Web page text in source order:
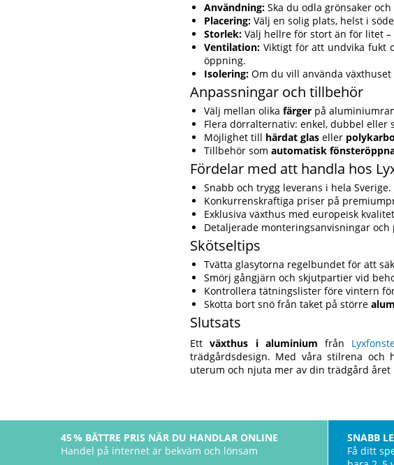
Användning: Ska du odla grönsaker
Placering: Välj en solig plats, helst i
Storlek: Välj hellre för stort än för litet
Ventilation: Viktigt för att undvika fukt
öppning.
Isolering: Om du vill använda
Anpassningar och tillbehör
Välj mellan olika färger på
Flera dörralternativ: enkel, dubbel eller
Möjlighet till härdat glas eller
Tillbehör som automatisk
Fördelar med att handla hos
Snabb och trygg leverans i hela Sverige.
Konkurrenskraftiga priser på
Exklusiva växthus med europeisk
Detaljerade monteringsanvisningar och
Skötseltips
Tvätta glasytorna regelbundet för att
Smörj gångjärn och skjutpartier vid
Kontrollera tätningslister före vintern
Skotta bort snö från taket på större
Slutsats
Ettväxthus i aluminium från
trädgårdsdesign. Med våra stilrena och
uterum och njuta mer av din trädgård året
45 % BÄTTRE PRIS NÄR DU HANDLAR ONLINE
Handel på internet är bekväm och lönsam
SNABB
Få ditt